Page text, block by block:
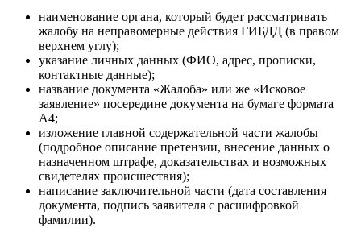
наименование органа, который будет рассматривать
жалобу на неправомерные действия ГИБДД (в правом
верхнем углу);
указание личных данных (ФИО, адрес, прописки,
контактные данные);
название документа «Жалоба» или же «Исковое
заявление» посередине документа на бумаге формата
А4;
изложение главной содержательной части жалобы
(подробное описание претензии, внесение данных о
назначенном штрафе, доказательствах и возможных
свидетелях происшествия);
написание заключительной части (дата составления
документа, подпись заявителя с расшифровкой
фамилии).